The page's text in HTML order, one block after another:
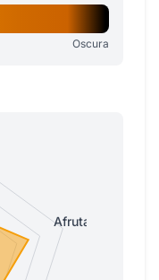
Oscura
Afrutada